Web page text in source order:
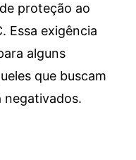
proteção ao
Essa exigência
alguns
que buscam
negativados.